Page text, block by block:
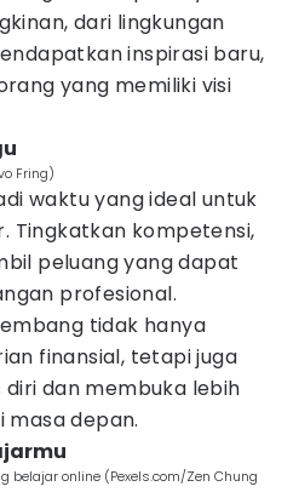
dari lingkungan
inspirasi baru,
yang memiliki visi
Fring)
waktu yang ideal untuk
Tingkatkan kompetensi,
peluang yang dapat
profesional.
tidak hanya
finansial, tetapi juga
dan membuka lebih
depan.
belajar online (Pexels.com/Zen Chung